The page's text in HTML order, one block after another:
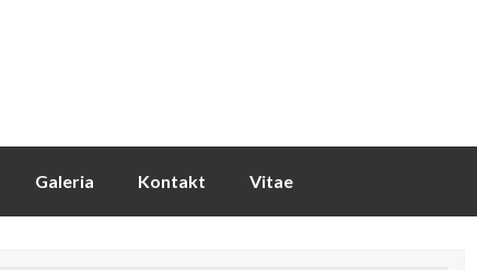
Galeria Kontakt Vitae